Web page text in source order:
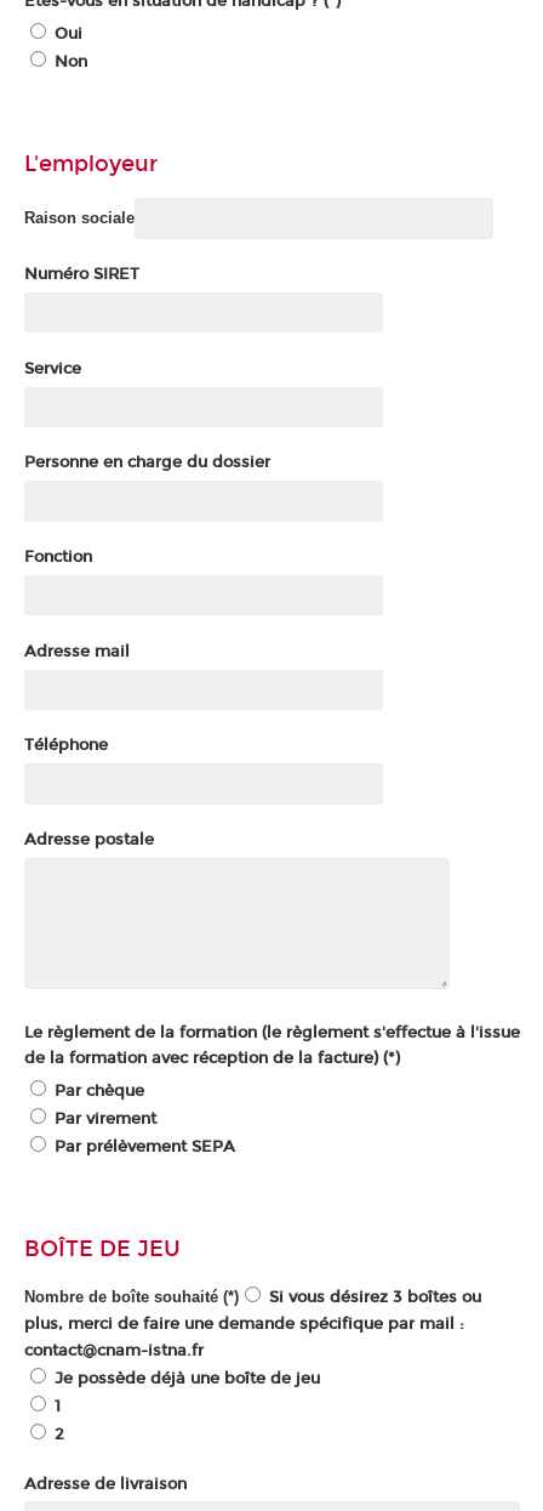
Oui
Non
L'employeur
Raison sociale
Numéro SIRET
Service
Personne en charge du dossier
Fonction
Adresse mail
Téléphone
Adresse postale
Le règlement de la formation (le règlement s'effectue à l'issue
de la formation avec réception de la facture) (*)
Par chèque
Par virement
Par prélèvement SEPA
BOÎTE DE JEU
Nombre de boîte souhaité (*)
Si vous désirez 3 boîtes ou
plus, merci de faire une demande spécifique par mail :
contact@cnam-istna.fr
Je possède déjà une boîte de jeu
1
2
Adresse de livraison